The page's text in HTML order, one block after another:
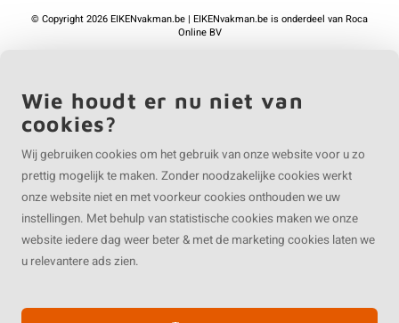
©Copyright2026 EIKENvakman.be | EIKENvakman.be is onderdeel vanRoca
Online BV
Wie houdt er nu niet van
cookies?
Wij gebruiken cookies om het gebruik van onze website voor u zo
prettig mogelijk te maken. Zonder noodzakelijke cookies werkt
onze website niet en met voorkeur cookies onthouden we uw
instellingen. Met behulp van statistische cookies maken we onze
website iedere dag weer beter & met de marketing cookies laten we
u relevantere ads zien.